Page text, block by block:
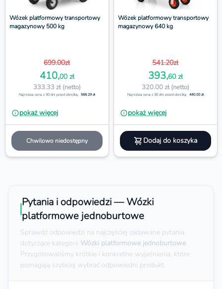
Wózek platformowy transportowy
magazynowy 500 kg
699.00zł
410,00 zł
333.33 zł (netto)
Najniższa cena z 30 dni przed obniżką: 568.29 zł
pokaż więcej
Chwilowo niedostępny
Wózek platformowy transportowy
magazynowy 640 kg
541.20zł
393,60 zł
320.00 zł (netto)
Najniższa cena z 30 dni przed obniżką: 440.00 zł
pokaż więcej
Dodaj do koszyka
Pytania i odpowiedzi — Wózki
platformowe jednoburtowe
Sprawdź odpowiedzi na najczęściej zadawane pytania
dotyczące kategorii Wózki platformowe jednoburtowe.
Przygotowaliśmy krótkie i konkretne wyjaśnienia, które
pomagają szybciej wybrać odpowiedni produkt.